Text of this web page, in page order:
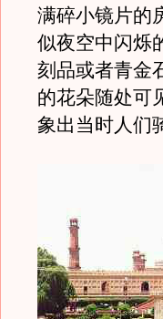
满碎小镜片的
似夜空中闪烁
刻品或者青金
的花朵随处可
象出当时人们